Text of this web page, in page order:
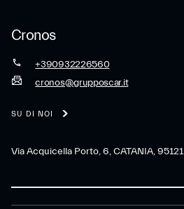
Cronos
+390932226560
cronos@grupposcar.it
SU DI NOI
Via Acquicella Porto, 6, CATANIA, 95121